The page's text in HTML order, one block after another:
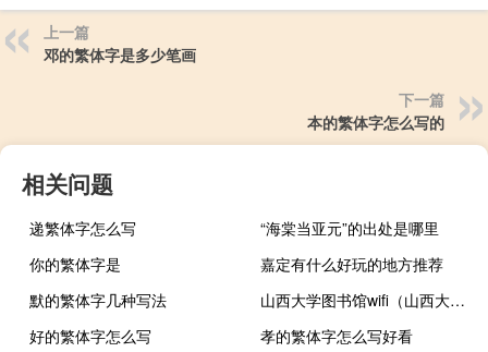
上一篇
邓的繁体字是多少笔画
下一篇
本的繁体字怎么写的
相关问题
递繁体字怎么写
“海棠当亚元”的出处是哪里
你的繁体字是
嘉定有什么好玩的地方推荐
默的繁体字几种写法
山西大学图书馆wifi（山西大学图书馆简介）
好的繁体字怎么写
孝的繁体字怎么写好看